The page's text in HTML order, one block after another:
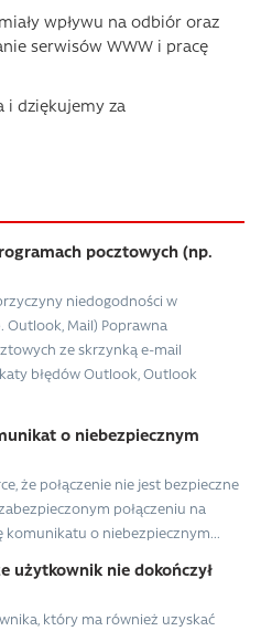
wpływu na odbiór oraz
serwisów WWW i pracę
i dziękujemy za
pocztowych (np.
niedogodności w
Mail) Poprawna
ze skrzynką e-mail
błędów Outlook, Outlook
o niebezpiecznym
że połączenie nie jest bezpieczne
połączeniu na
komunikatu o niebezpiecznym...
użytkownik nie dokończył
który ma również uzyskać